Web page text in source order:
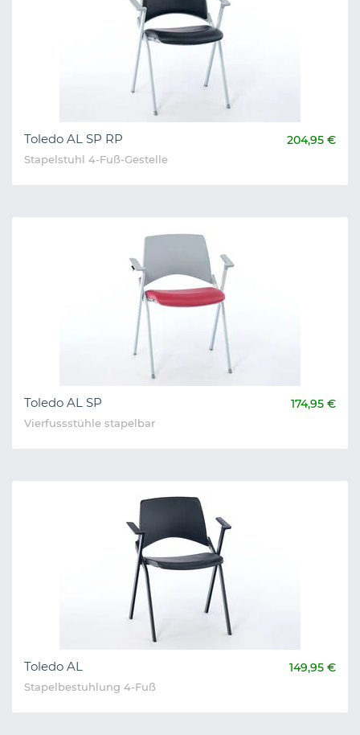
Toledo AL SP RP 204,95 €
Stapelstuhl 4-Fuß-Gestelle
Toledo AL SP 174,95 €
Vierfussstühle stapelbar
Toledo AL 149,95 €
Stapelbestuhlung 4-Fuß